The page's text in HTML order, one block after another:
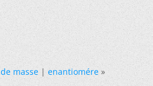
masse|enantiomére »